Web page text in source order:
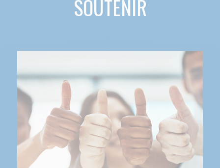
SOUTENIR